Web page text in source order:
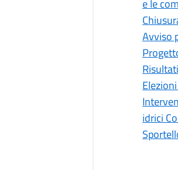
e le
Avviso
idrici